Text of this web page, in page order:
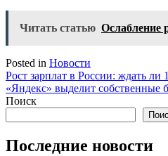
Читать статью Ослабление
Posted in Новости
Навигация
по
Рост зарплат в России: ждать
«Яндекс» выделит собственные
Поиск
Последние новости